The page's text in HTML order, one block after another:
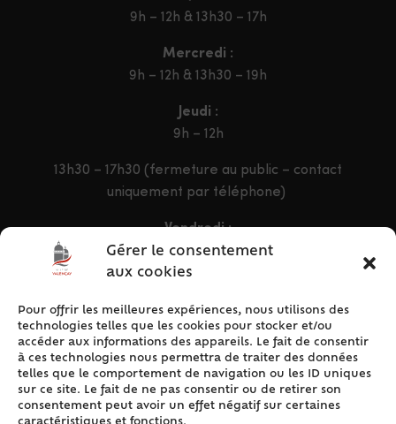
Gérer le consentement
aux cookies
Pour offrir les meilleures expériences, nous utilisons des
technologies telles que les cookies pour stocker et/ou
accéder aux informations des appareils. Le fait de consentir
à ces technologies nous permettra de traiter des données
telles que le comportement de navigation ou les ID uniques
sur ce site. Le fait de ne pas consentir ou de retirer son
consentement peut avoir un effet négatif sur certaines
9h – 12h & 13h30 – 17h
Mercredi :
9h – 12h & 13h30 – 19h
Jeudi :
9h – 12h
13h30 – 17h30 (fermeture au public – contact
uniquement par téléphone)
Vendredi :
9h – 12h & 13h30 – 16h30
ACCÈS RAPIDE
Accueil
Contact
Plan du site
Mentions légales